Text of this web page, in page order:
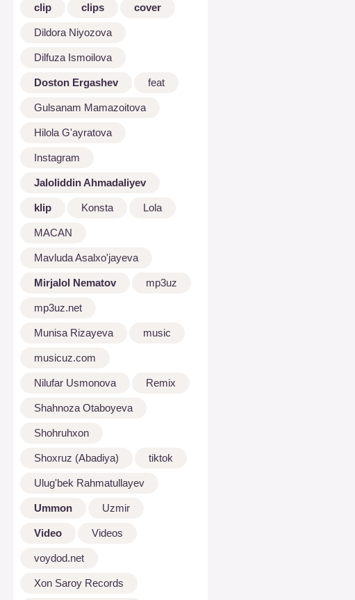
clip clips cover
Dildora Niyozova
Dilfuza Ismoilova
Doston Ergashev feat
Gulsanam Mamazoitova
Hilola G'ayratova
Instagram
Jaloliddin Ahmadaliyev
klip Konsta Lola
MACAN
Mavluda Asalxo'jayeva
Mirjalol Nematov mp3uz
mp3uz.net
Munisa Rizayeva music
musicuz.com
Nilufar Usmonova Remix
Shahnoza Otaboyeva
Shohruhxon
Shoxruz (Abadiya) tiktok
Ulug'bek Rahmatullayev
Ummon Uzmir
Video Videos
voydod.net
Xon Saroy Records